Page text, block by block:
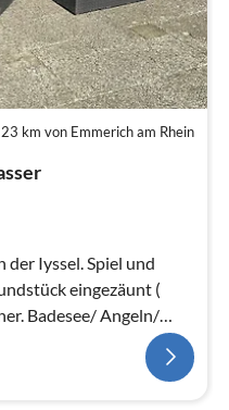
23 km von Emmerich am Rhein
der Iyssel. Spiel und
eingezäunt (